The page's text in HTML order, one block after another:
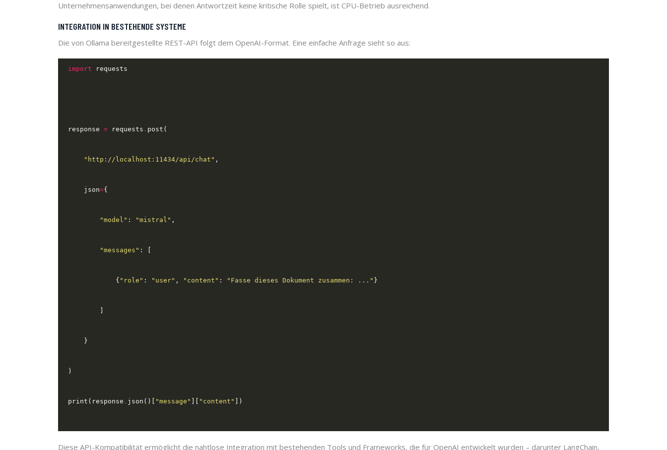
Unternehmensanwendungen, bei denen Antwortzeit keine kritische Rolle spielt, ist CPU-Betrieb ausreichend.
INTEGRATION IN BESTEHENDE SYSTEME
Die von Ollama bereitgestellte REST-API folgt dem OpenAI-Format. Eine einfache Anfrage sieht so aus:
import
response = requests .
"http://localhost:11434/api/chat"
    json
=
"model" : "mistral"
"messages"
            {
"role" : "user" , "content" : "Fasse dieses Dokument zusammen: ..."
print(response . json()[ "message" "content"
Diese API-Kompatibilität ermöglicht die nahtlose Integration mit bestehenden Tools und Frameworks, die für OpenAI entwickelt wurden – darunter LangChain,